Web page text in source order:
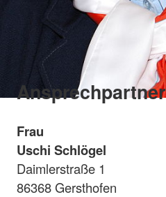
Ansprechpartner
Frau
Uschi Schlögel
Daimlerstraße 1
86368 Gersthofen